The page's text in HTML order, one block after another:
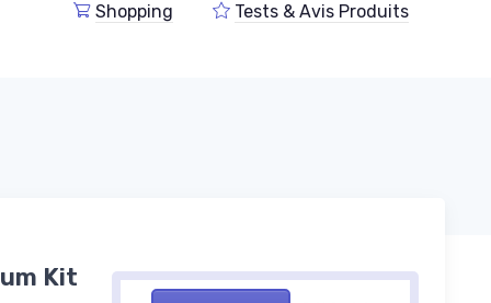
Shopping Tests & Avis Produits
Kit